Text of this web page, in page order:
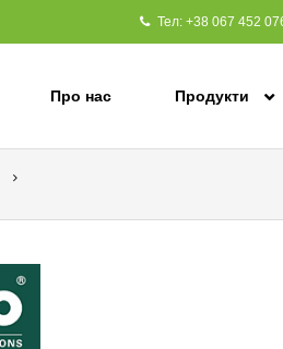
Тел: +38 067 452
Про нас Продукти